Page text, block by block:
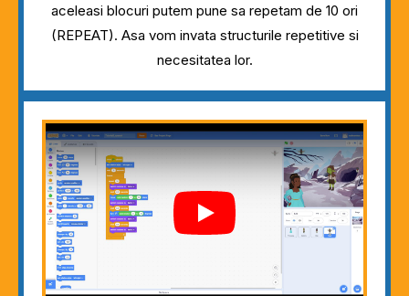
aceleasi blocuri putem pune sa repetam de 10 ori
(REPEAT). Asa vom invata structurile repetitive si
necesitatea lor.
Play